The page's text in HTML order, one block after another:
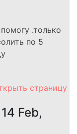
.только
по 5
Feb,